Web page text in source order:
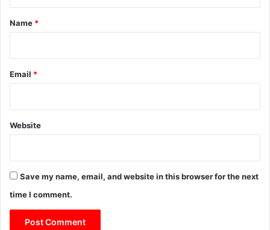
*
Name *
Email *
Website
Save my name, email, and website in this browser for the next
time I comment.